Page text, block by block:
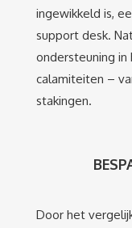
ingewikkeld is,
support desk.
ondersteuning
calamiteiten –
stakingen.
Door het